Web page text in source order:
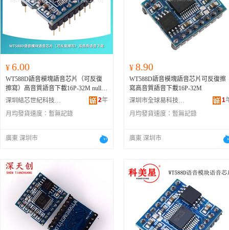
¥ 6.00
WT588D語音模塊語音芯片（可反復
擦寫）高音質語音下載16P-32M null
WT588D-16P語音模塊
深圳結芯世紀科技有限公司 2年
月均發貨速度： 暫無記錄
廣東 深圳市
¥ 8.90
WT588D語音模塊語音芯片可反復擦
寫高音質語音下載16P-32M
深圳市全球易科技有限公司
1
月均發貨速度： 暫無記錄
廣東 深圳市